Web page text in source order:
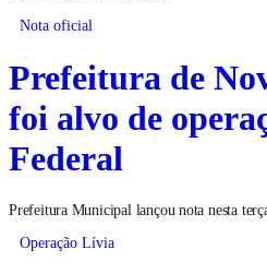
Nota oficial
Prefeitura de
foi alvo de
Federal
Prefeitura Municipal lançou nota nesta
Operação Lívia